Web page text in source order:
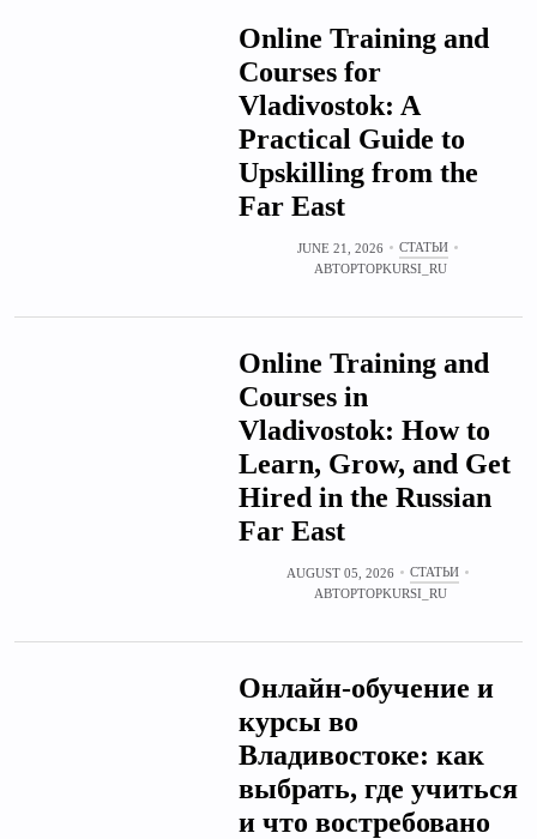
Online Training and
Courses for
Vladivostok: A
Practical Guide to
Upskilling from the
Far East
JUNE 21, 2026
СТАТЬИ
АВТОРTOPKURSI_RU
Online Training and
Courses in
Vladivostok: How to
Learn, Grow, and Get
Hired in the Russian
Far East
AUGUST 05, 2026
СТАТЬИ
АВТОРTOPKURSI_RU
Онлайн‑обучение и
курсы во
Владивостоке: как
выбрать, где учиться
и что востребовано